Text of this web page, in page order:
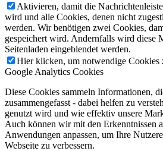
Aktivieren, damit die
wird und alle Cookies, denen nicht
werden. Wir benötigen zwei Cookies,
gespeichert wird. Andernfalls wird diese
Seitenladen eingeblendet werden.
Hier klicken, um notwendige Cookies
Google Analytics Cookies
Diese Cookies sammeln Informationen,
zusammengefasst - dabei helfen zu
genutzt wird und wie effektiv unsere
Auch können wir mit den Erkenntnissen
Anwendungen anpassen, um Ihre
Webseite zu verbessern.